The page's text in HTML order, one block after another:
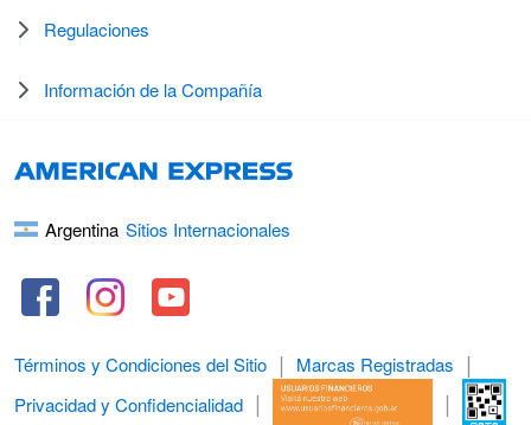
Regulaciones
Información de la Compañía
Argentina Sitios Internacionales
Términos y Condiciones del Sitio
Marcas Registradas
Privacidad y Confidencialidad